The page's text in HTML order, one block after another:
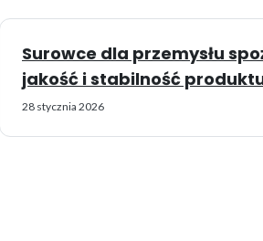
Surowce dla przemysłu
jakość i stabilność
28 stycznia 2026